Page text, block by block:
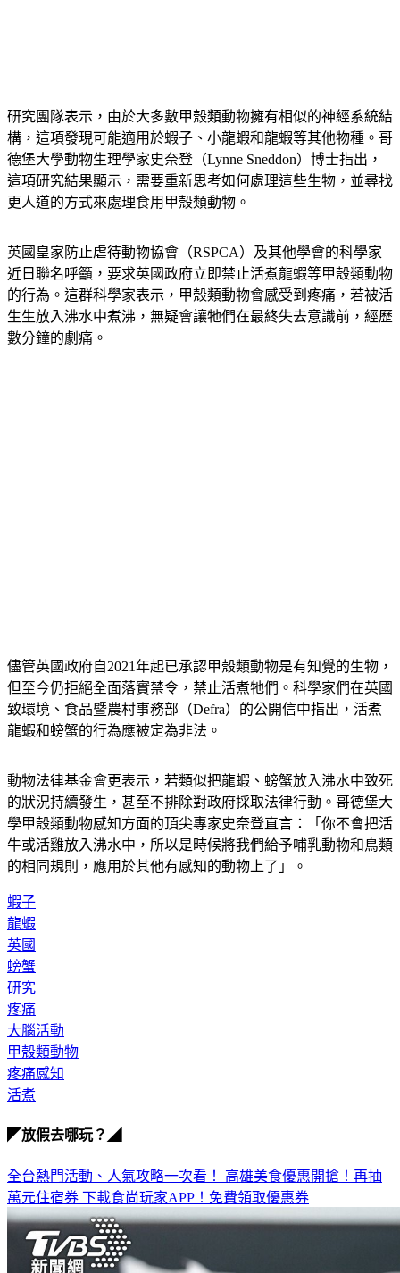
研究團隊表示，由於大多數甲殼類動物擁有相似的神經系統結
構，這項發現可能適用於蝦子、小龍蝦和龍蝦等其他物種。哥
德堡大學動物生理學家史奈登（Lynne Sneddon）博士指出，
這項研究結果顯示，需要重新思考如何處理這些生物，並尋找
英國皇家防止虐待動物協會（RSPCA）及其他學會的科學家
近日聯名呼籲，要求英國政府立即禁止活煮龍蝦等甲殼類動物
的行為。這群科學家表示，甲殼類動物會感受到疼痛，若被活
生生放入沸水中煮沸，無疑會讓牠們在最終失去意識前，經歷
儘管英國政府自2021年起已承認甲殼類動物是有知覺的生物，
但至今仍拒絕全面落實禁令，禁止活煮牠們。科學家們在英國
致環境、食品暨農村事務部（Defra）的公開信中指出，活煮
動物法律基金會更表示，若類似把龍蝦、螃蟹放入沸水中致死
的狀況持續發生，甚至不排除對政府採取法律行動。哥德堡大
學甲殼類動物感知方面的頂尖專家史奈登直言：「你不會把活
牛或活雞放入沸水中，所以是時候將我們給予哺乳動物和鳥類
蝦子
龍蝦
英國
螃蟹
研究
疼痛
大腦活動
甲殼類動物
疼痛感知
全台熱門活動、人氣攻略一次看！高雄美食優惠開搶！再抽
萬元住宿券下載食尚玩家APP！免費領取優惠券